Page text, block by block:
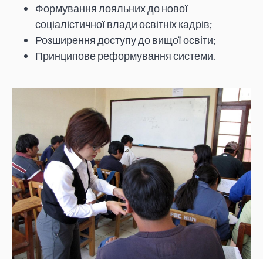
Формування лояльних до нової
соціалістичної влади освітніх кадрів;
Розширення доступу до вищої освіти;
Принципове реформування системи.